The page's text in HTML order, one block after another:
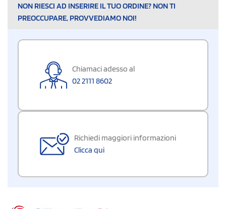
NON RIESCI AD INSERIRE IL TUO ORDINE? NON TI
PREOCCUPARE, PROVVEDIAMO NOI!
Chiamaci adesso al
02 2111 8602
Richiedi maggiori informazioni
Clicca qui